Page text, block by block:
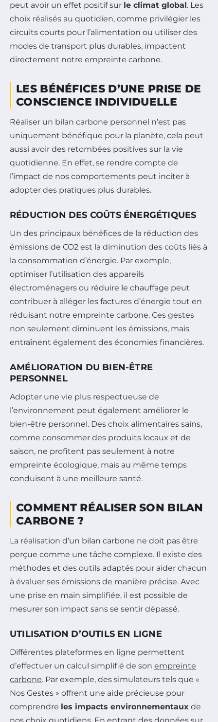
peut avoir un effet positif sur le climat global . Les
choix réalisés au quotidien, comme privilégier les
circuits courts pour l’alimentation ou utiliser des
modes de transport plus durables, impactent
directement notre empreinte carbone.
LES BÉNÉFICES D’UNE PRISE DE
CONSCIENCE INDIVIDUELLE
Réaliser un bilan carbone personnel n’est pas
uniquement bénéfique pour la planète, cela peut
aussi avoir des retombées positives sur la vie
quotidienne. En effet, se rendre compte de
l’impact de nos comportements peut inciter à
adopter des pratiques plus durables.
RÉDUCTION DES COÛTS ÉNERGÉTIQUES
Un des principaux bénéfices de la réduction des
émissions de CO2 est la diminution des coûts liés à
la consommation d’énergie. Par exemple,
optimiser l’utilisation des appareils
électroménagers ou réduire le chauffage peut
contribuer à alléger les factures d’énergie tout en
réduisant notre empreinte carbone. Ces gestes
non seulement diminuent les émissions, mais
entraînent également des économies financières.
AMÉLIORATION DU BIEN-ÊTRE
PERSONNEL
Adopter une vie plus respectueuse de
l’environnement peut également améliorer le
bien-être personnel. Des choix alimentaires sains,
comme consommer des produits locaux et de
saison, ne profitent pas seulement à notre
empreinte écologique, mais au même temps
conduisent à une meilleure santé.
COMMENT RÉALISER SON BILAN
CARBONE ?
La réalisation d’un bilan carbone ne doit pas être
perçue comme une tâche complexe. Il existe des
méthodes et des outils adaptés pour aider chacun
à évaluer ses émissions de manière précise. Avec
une prise en main simplifiée, il est possible de
mesurer son impact sans se sentir dépassé.
UTILISATION D’OUTILS EN LIGNE
Différentes plateformes en ligne permettent
d’effectuer un calcul simplifié de son empreinte
carbone. Par exemple, des simulateurs tels que «
Nos Gestes » offrent une aide précieuse pour
comprendre les impacts environnementaux de